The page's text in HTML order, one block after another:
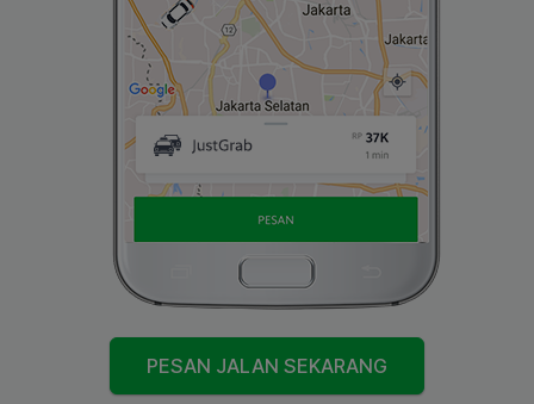
PESAN JALAN SEKARANG